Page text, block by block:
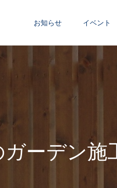
お知らせ イベント
ーデン施工